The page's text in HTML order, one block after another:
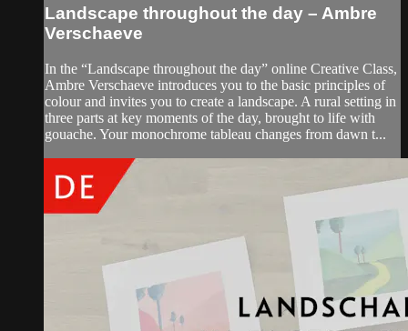
Landscape throughout the day – Ambre
Verschaeve
In the “Landscape throughout the day” online Creative Class,
Ambre Verschaeve introduces you to the basic principles of
colour and invites you to create a landscape. A rural setting in
three parts at key moments of the day, brought to life with
gouache. Your monochrome tableau changes from dawn t...